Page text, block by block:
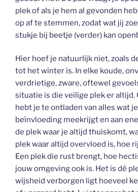
plek of als je hem al gevonden
op af te stemmen, zodat wat jij
stukje bij beetje (verder) kan
Hier hoef je natuurlijk niet, zoals
tot het winter is. In elke koude,
verdrietige, zware, oftewel
situatie is die veilige plek er altijd.
hebt je te ontladen van alles wat
beïnvloeding meekrijgt en aan
de plek waar je altijd thuiskomt,
plek waar altijd overvloed is, hoe
Een plek die rust brengt, hoe
jouw omgeving ook is. Het is dé
wijsheid verborgen ligt hoeveel